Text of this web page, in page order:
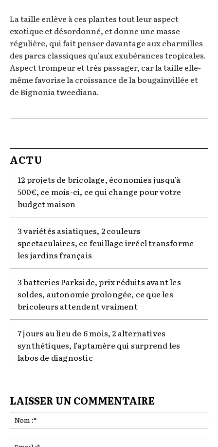
La taille enlève à ces plantes tout leur aspect
exotique et désordonné, et donne une masse
régulière, qui fait penser davantage aux charmilles
des parcs classiques qu’aux exubérances tropicales.
Aspect trompeur et très passager, car la taille elle-
même favorise la croissance de la bougainvillée et
de Bignonia tweediana.
ACTU
12 projets de bricolage, économies jusqu’à
500€, ce mois-ci, ce qui change pour votre
budget maison
3 variétés asiatiques, 2 couleurs
spectaculaires, ce feuillage irréel transforme
les jardins français
3 batteries Parkside, prix réduits avant les
soldes, autonomie prolongée, ce que les
bricoleurs attendent vraiment
7 jours au lieu de 6 mois, 2 alternatives
synthétiques, l’aptamère qui surprend les
labos de diagnostic
LAISSER UN COMMENTAIRE
:*